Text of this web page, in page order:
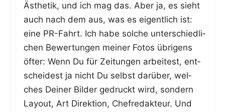
Ästhe­tik, und ich mag das. Aber ja, es sieht
auch nach dem aus, was es eigent­lich ist:
eine PR-Fahrt. Ich habe sol­che unter­schied­li­
chen Bewer­tun­gen mei­ner Fotos übri­gens
öfter: Wenn Du für Zei­tun­gen arbei­test, ent­
schei­dest ja nicht Du selbst dar­über, wel­
ches Dei­ner Bil­der gedruckt wird, son­dern
Lay­out, Art Direk­ti­on, Chef­re­dak­teur. Und